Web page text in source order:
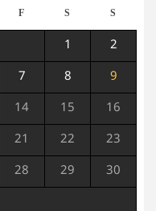
F S S
1 2
7 8 9
14 15 16
21 22 23
28 29 30